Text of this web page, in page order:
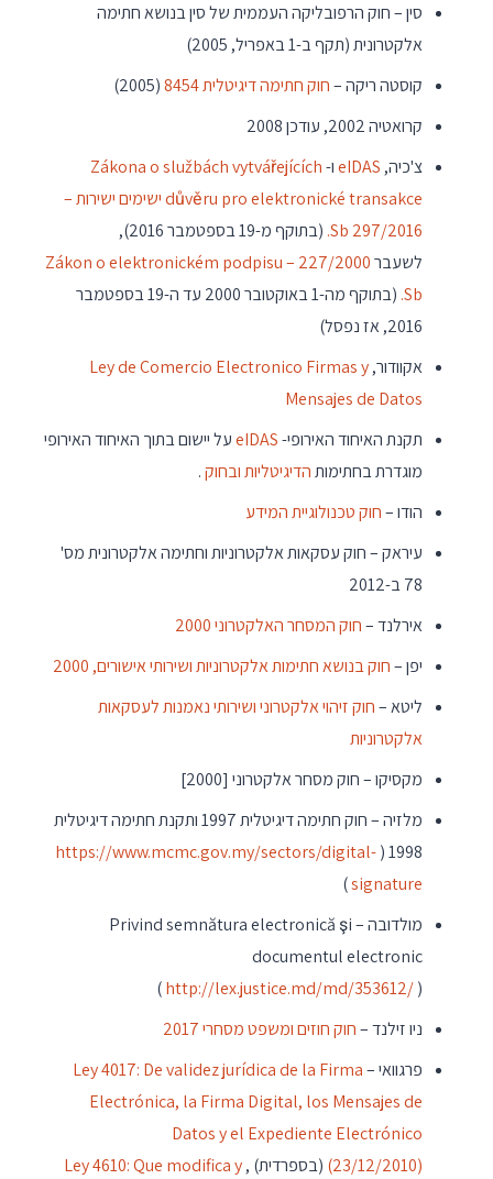
סין – חוק הרפובליקה העממית של סין בנושא חתימה
אלקטרונית (תקף ב-1 באפריל, 2005)
קוסטה ריקה –חוק חתימה דיגיטלית 8454
(2005)
קרואטיה 2002, עודכן 2008
צ'כיה, eIDASו-Zákona o službách vytvářejících
důvěru pro elektronické transakce ישימים ישירות –
297/2016 Sb.
(בתוקף מ-19 בספטמבר 2016),
לשעברZákon o elektronickém podpisu – 227/2000
Sb.
(בתוקף מה-1 באוקטובר 2000 עד ה-19 בספטמבר
2016, אז נפסל)
אקוודור,Ley de Comercio Electronico Firmas y
Mensajes de Datos
תקנת האיחוד האירופי-eIDASעל יישום בתוך האיחוד האירופי
מוגדרת בחתימותהדיגיטליות ובחוק.
הודו –חוק טכנולוגיית המידע
עיראק – חוק עסקאות אלקטרוניות וחתימה אלקטרונית מס'
78 ב-2012
אירלנד –חוק המסחר האלקטרוני 2000
יפן –חוק בנושא חתימות אלקטרוניות ושירותי אישורים, 2000
ליטא –חוק זיהוי אלקטרוני ושירותי נאמנות לעסקאות
אלקטרוניות
מקסיקו – חוק מסחר אלקטרוני [2000]
מלזיה – חוק חתימה דיגיטלית 1997 ותקנת חתימה דיגיטלית
1998 (
https://www.mcmc.gov.my/sectors/digital-
signature
)
מולדובה – Privind semnătura electronică şi
documentul electronic
(http://lex.justice.md/md/353612/)
ניו זילנד –חוק חוזים ומשפט מסחרי 2017
פרגוואי –Ley 4017: De validez jurídica de la Firma
Electrónica, la Firma Digital, los Mensajes de
Datos y el Expediente Electrónico
(23/12/2010) (בספרדית) ,
Ley 4610: Que modifica y